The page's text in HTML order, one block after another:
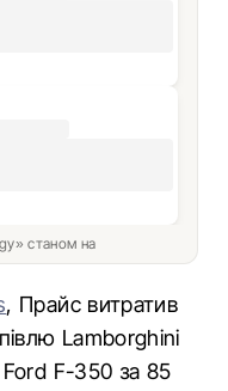
станом на
, Прайс витратив
Lamborghini
F-350 за 85